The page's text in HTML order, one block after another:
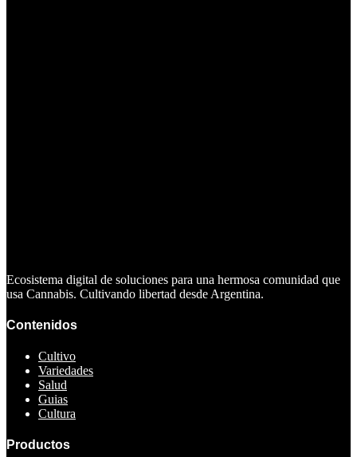
Ecosistema digital de soluciones para una hermosa comunidad que
usa Cannabis. Cultivando libertad desde Argentina.
Contenidos
Cultivo
Variedades
Salud
Guias
Cultura
Productos